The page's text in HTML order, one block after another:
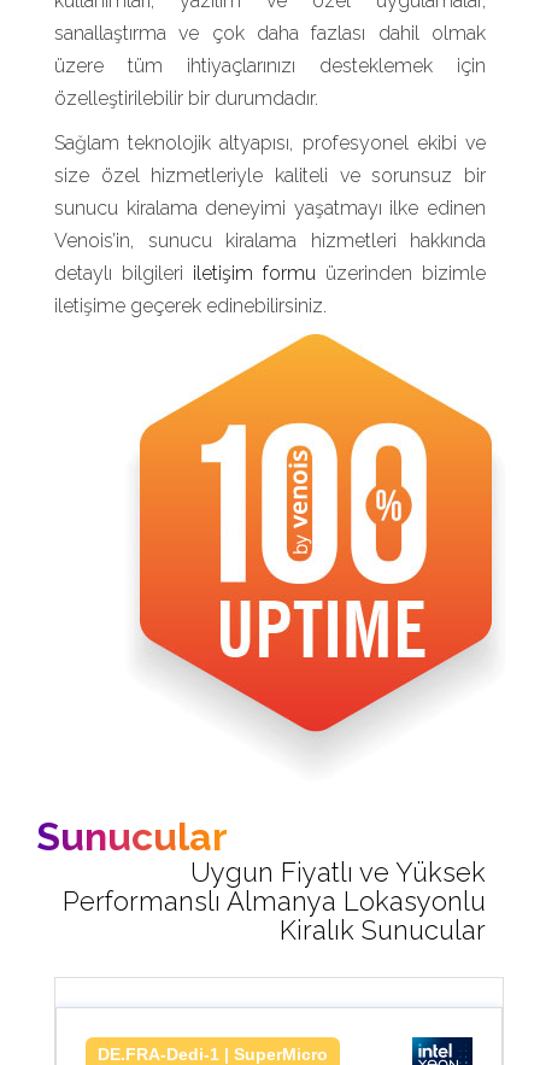
sanallaştırma ve çok daha fazlası dahil olmak
üzere tüm ihtiyaçlarınızı desteklemek için
özelleştirilebilir bir durumdadır.
Sağlam teknolojik altyapısı, profesyonel ekibi ve
size özel hizmetleriyle kaliteli ve sorunsuz bir
sunucu kiralama deneyimi yaşatmayı ilke edinen
Venois’in, sunucu kiralama hizmetleri hakkında
detaylı bilgileri iletişim formu üzerinden bizimle
iletişime geçerek edinebilirsiniz.
Sunucular
Uygun Fiyatlı ve Yüksek
Performanslı Almanya Lokasyonlu
Kiralık Sunucular
DE.FRA-Dedi-1 | SuperMicro